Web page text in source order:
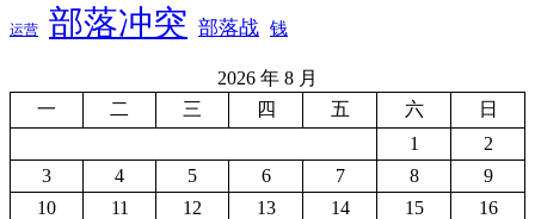
运营 部落冲突 部落战 钱
2026 年 8 月
一
二 三 四 五 六
日
1
2
3
4 5 6 7 8
9
10
11 12 13 14 15
16